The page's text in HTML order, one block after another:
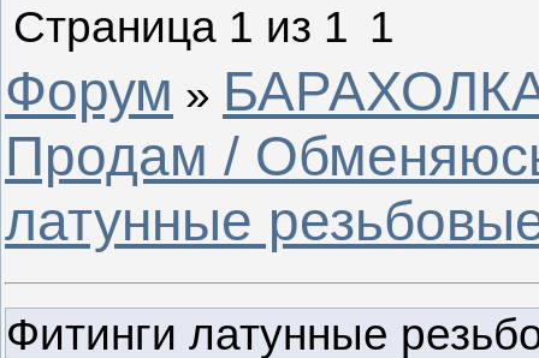
Страница 1 из 1 1
Форум »
Продам /
латунные
Фитинги латунные